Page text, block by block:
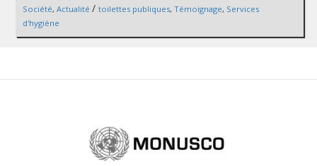
Société, Actualité / toilettes publiques, Témoignage, Services
d'hygiène